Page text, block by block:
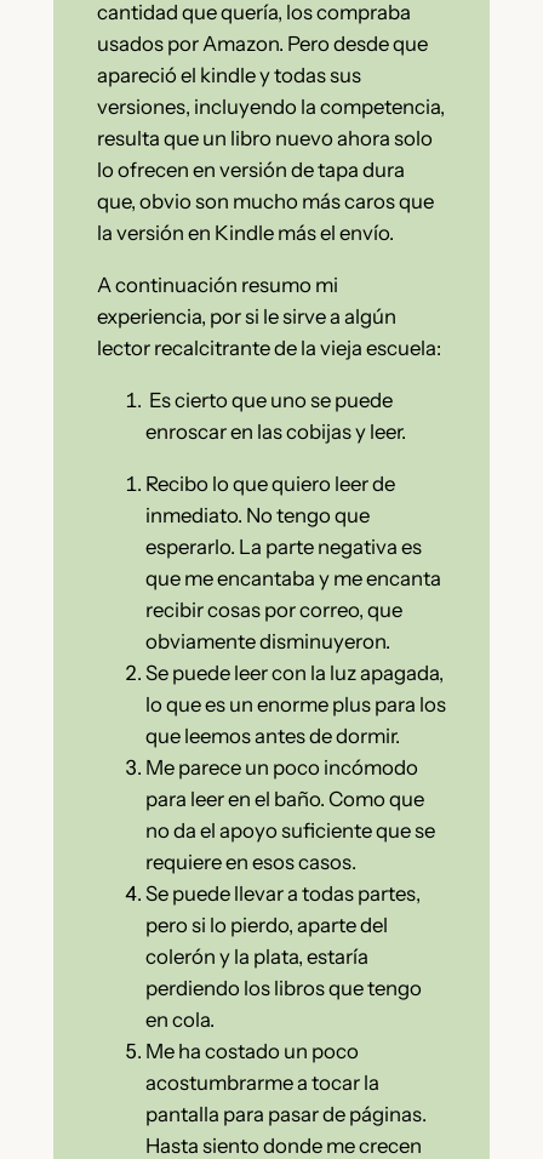
cantidad que quería, los compraba
usados por Amazon. Pero desde que
apareció el kindle y todas sus
versiones, incluyendo la competencia,
resulta que un libro nuevo ahora solo
lo ofrecen en versión de tapa dura
que, obvio son mucho más caros que
la versión en Kindle más el envío.
A continuación resumo mi
experiencia, por si le sirve a algún
lector recalcitrante de la vieja escuela:
Es cierto que uno se puede
enroscar en las cobijas y leer.
Recibo lo que quiero leer de
inmediato. No tengo que
esperarlo. La parte negativa es
que me encantaba y me encanta
recibir cosas por correo, que
obviamente disminuyeron.
Se puede leer con la luz apagada,
lo que es un enorme plus para los
que leemos antes de dormir.
Me parece un poco incómodo
para leer en el baño. Como que
no da el apoyo suficiente que se
requiere en esos casos.
Se puede llevar a todas partes,
pero si lo pierdo, aparte del
colerón y la plata, estaría
perdiendo los libros que tengo
en cola.
Me ha costado un poco
acostumbrarme a tocar la
pantalla para pasar de páginas.
Hasta siento donde me crecen